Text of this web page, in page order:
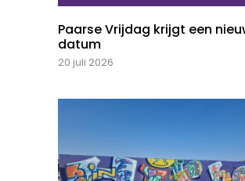
Paarse Vrijdag krijgt een
datum
20 juli 2026